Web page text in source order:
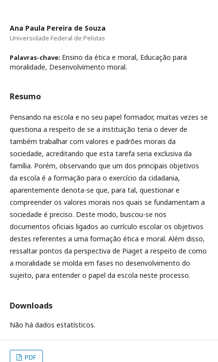
Ana Paula Pereira de Souza
Universidade Federal de Pelotas
Palavras-chave: Ensino da ética e moral, Educação para
moralidade, Desenvolvimento moral.
Resumo
Pensando na escola e no seu papel formador, muitas vezes se
questiona a respeito de se a instituição teria o dever de
também trabalhar com valores e padrões morais da
sociedade, acreditando que esta tarefa seria exclusiva da
família. Porém, observando que um dos principais objetivos
da escola é a formação para o exercício da cidadania,
aparentemente denota-se que, para tal, questionar e
compreender os valores morais nos quais se fundamentam a
sociedade é preciso. Deste modo, buscou-se nos
documentos oficiais ligados ao currículo escolar os objetivos
destes referentes a uma formação ética e moral. Além disso,
ressaltar pontos da perspectiva de Piaget a respeito de como
a moralidade se molda em fases no desenvolvimento do
sujeito, para entender o papel da escola neste processo.
Downloads
Não há dados estatísticos.
PDF